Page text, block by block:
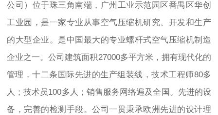
公司）位于珠三角南端，广州工业示范园区番禺区华创
工业园，是一家专业从事空气压缩机研究、开发和生产
的大型企业。是中国最大的专业螺杆式空气压缩机制造
企业之一。公司建筑面积27000多平方米，拥有现代化的
管理，十二条国际先进的生产组装线，技术工程师80多
人；技术员100多人；销售服务网络遍及全国。先进的设
备，完善的检测手段。公司一贯秉承欧洲先进的设计理